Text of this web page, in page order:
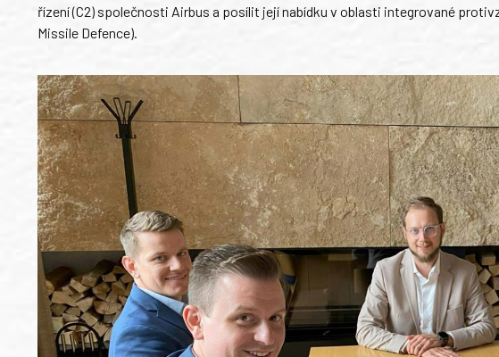
řízení (C2) společnosti Airbus a posílit její nabídku v oblasti integrované
Missile Defence).